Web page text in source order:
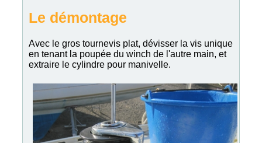
Le démontage
Avec le gros tournevis plat, dévisser la vis unique
en tenant la poupée du winch de l'autre main, et
extraire le cylindre pour manivelle.